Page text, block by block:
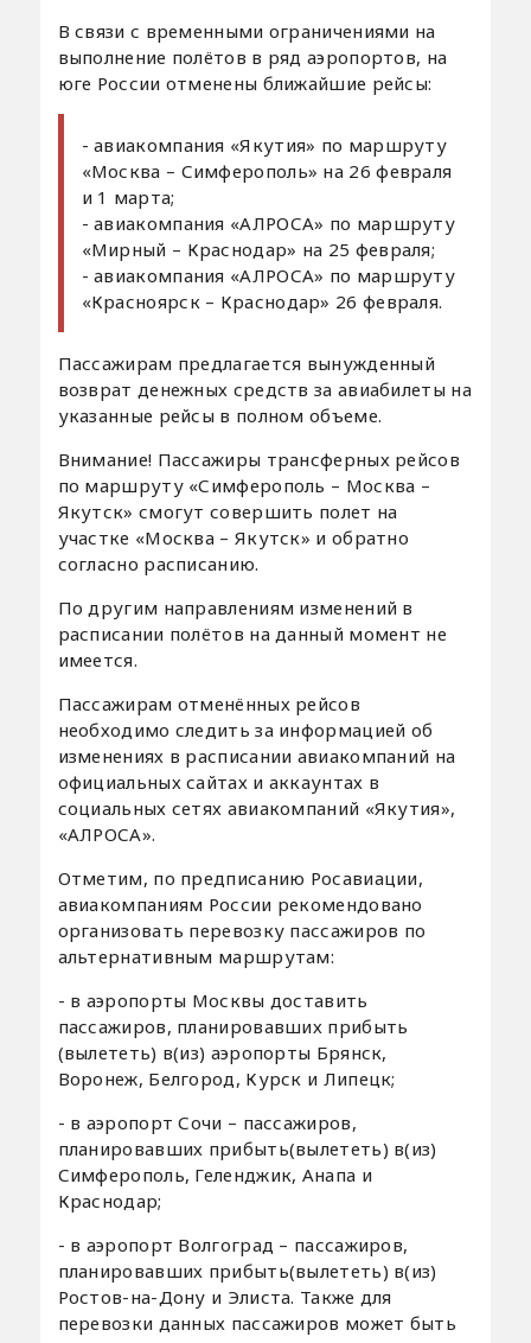
В связи с временными ограничениями на
выполнение полётов в ряд аэропортов, на
юге России отменены ближайшие рейсы:
- авиакомпания «Якутия» по маршруту
«Москва – Симферополь» на 26 февраля
и 1 марта;
- авиакомпания «АЛРОСА» по маршруту
«Мирный – Краснодар» на 25 февраля;
- авиакомпания «АЛРОСА» по маршруту
«Красноярск – Краснодар» 26 февраля.
Пассажирам предлагается вынужденный
возврат денежных средств за авиабилеты на
указанные рейсы в полном объеме.
Внимание! Пассажиры трансферных рейсов
по маршруту «Симферополь – Москва –
Якутск» смогут совершить полет на
участке «Москва – Якутск» и обратно
согласно расписанию.
По другим направлениям изменений в
расписании полётов на данный момент не
имеется.
Пассажирам отменённых рейсов
необходимо следить за информацией об
изменениях в расписании авиакомпаний на
официальных сайтах и аккаунтах в
социальных сетях авиакомпаний «Якутия»,
«АЛРОСА».
Отметим, по предписанию Росавиации,
авиакомпаниям России рекомендовано
организовать перевозку пассажиров по
альтернативным маршрутам:
- в аэропорты Москвы доставить
пассажиров, планировавших прибыть
(вылететь) в(из) аэропорты Брянск,
Воронеж, Белгород, Курск и Липецк;
- в аэропорт Сочи – пассажиров,
планировавших прибыть(вылететь) в(из)
Симферополь, Геленджик, Анапа и
Краснодар;
- в аэропорт Волгоград – пассажиров,
планировавших прибыть(вылететь) в(из)
Ростов-на-Дону и Элиста. Также для
перевозки данных пассажиров может быть